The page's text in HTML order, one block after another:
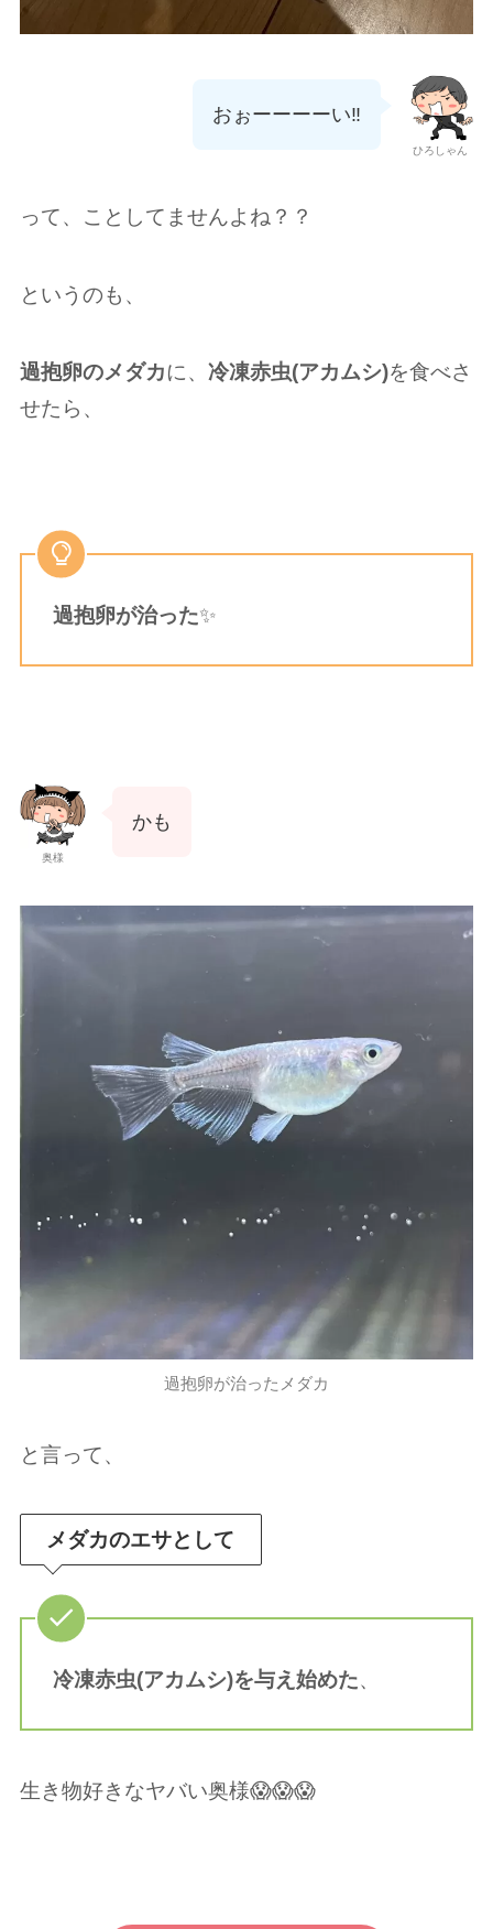
ひろしゃん
おぉーーーーい‼️
って、ことしてませんよね？？
というのも、
過抱卵のメダカに、 冷凍赤虫(アカムシ)を食べさ
せたら、
過抱卵が治った✨
奥様
かも
過抱卵が治ったメダカ
と言って、
メダカのエサとして
冷凍赤虫(アカムシ)を与え始めた、
生き物好きなヤバい奥様😱😱😱